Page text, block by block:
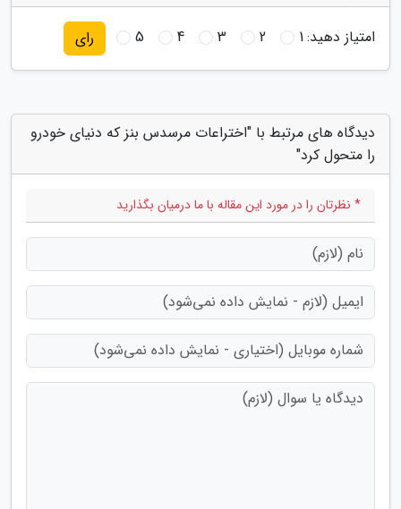
امتیاز دهید:1
2
3
4
5 رای
دیدگاه های مرتبط با "اختراعات مرسدس بنز که دنیای خودرو
را متحول کرد"
* نظرتان را در مورد این مقاله با ما درمیان بگذارید